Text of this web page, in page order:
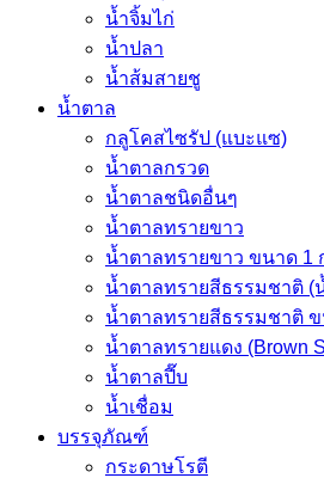
น้ำจิ้มไก่
น้ำปลา
น้ำส้มสายชู
น้ำตาล
กลูโคสไซรัป (แบะแซ)
น้ำตาลกรวด
น้ำตาลชนิดอื่นๆ
น้ำตาลทรายขาว
น้ำตาลทรายขาว ขนาด 1
น้ำตาลทรายสีธรรมชาติ (
น้ำตาลทรายสีธรรมชาติ
น้ำตาลทรายแดง (Brown
น้ำตาลปี๊บ
น้ำเชื่อม
บรรจุภัณฑ์
กระดาษโรตี